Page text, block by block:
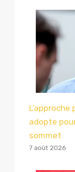
adopte
sommet
7 août 2026